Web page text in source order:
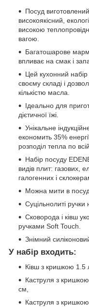
Посуд
високоякісний,
високою
вагою.
Багатошарове
впливає на смак і
Цей кухонний
своєму складі і
кількістю масла.
Ідеально для
дієтичної їжі.
Унікальне
економить 35%
розподіл тепла по
Набір посуду
видів плит: газових,
галогенних і
Можна мити в
Суцільнолиті ручки
Сковорода і ківш
ручками Soft Touch.
Знімний
У набір входить:
Ківш з кришкою 1.5
Каструля з
см,
Каструля з